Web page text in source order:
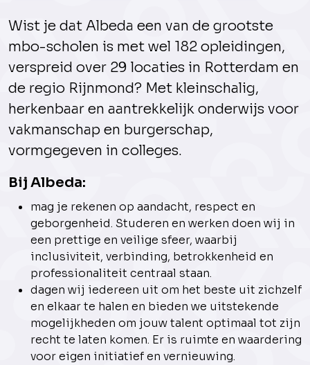
Wist je dat Albeda een van de grootste
mbo-scholen is met wel 182 opleidingen,
verspreid over 29 locaties in Rotterdam en
de regio Rijnmond? Met kleinschalig,
herkenbaar en aantrekkelijk onderwijs voor
vakmanschap en burgerschap,
vormgegeven in colleges.
Bij Albeda:
mag je rekenen op aandacht, respect en
geborgenheid. Studeren en werken doen wij in
een prettige en veilige sfeer, waarbij
inclusiviteit, verbinding, betrokkenheid en
professionaliteit centraal staan.
dagen wij iedereen uit om het beste uit zichzelf
en elkaar te halen en bieden we uitstekende
mogelijkheden om jouw talent optimaal tot zijn
recht te laten komen. Er is ruimte en waardering
voor eigen initiatief en vernieuwing.